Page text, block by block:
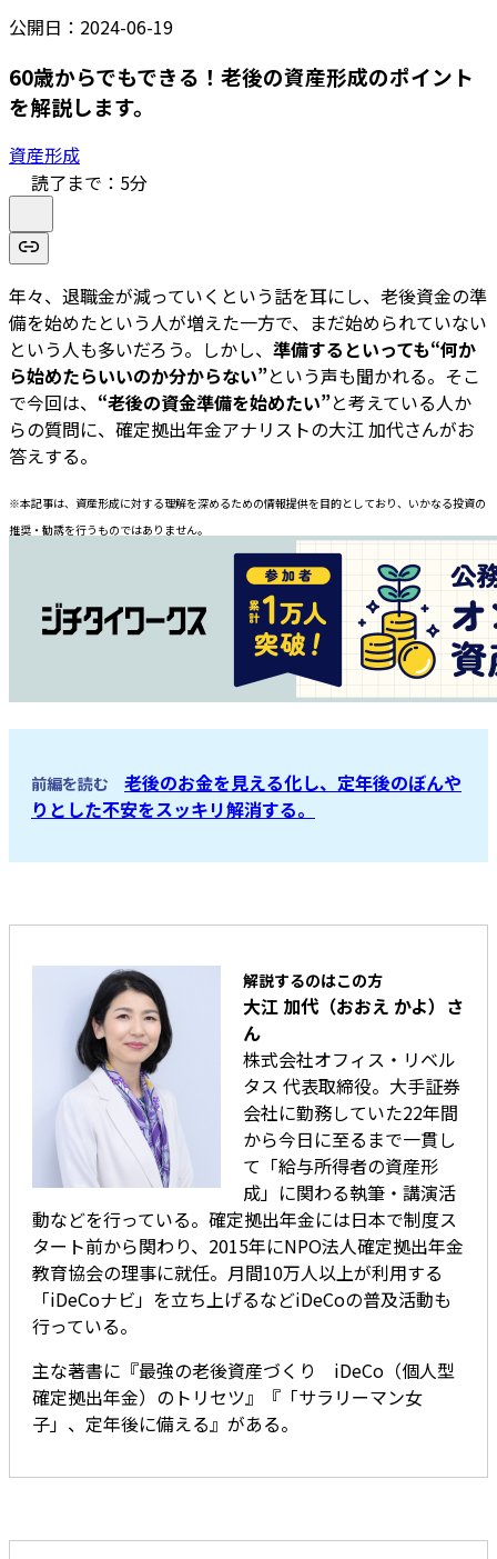
公開日： 2024-06-19
60歳からでもできる！老後の資産形成のポイント
を解説します。
資産形成
読了まで： 5分
年々、退職金が減っていくという話を耳にし、老後資金の準
備を始めたという人が増えた一方で、まだ始められていない
という人も多いだろう。しかし、 準備するといっても“何か
ら始めたらいいのか分からない”という声も聞かれる。そこ
で今回は、 “老後の資金準備を始めたい”と考えている人か
らの質問に、確定拠出年金アナリストの大江 加代さんがお
答えする。
※本記事は、資産形成に対する理解を深めるための情報提供を目的としており、いかなる投資の
推奨・勧誘を行うものではありません。
前編を読む
老後のお金を見える化し、定年後のぼんや
りとした不安をスッキリ解消する。
解説するのはこの方
大江 加代（おおえ かよ）さ
ん
株式会社オフィス・リベル
タス 代表取締役。大手証券
会社に勤務していた22年間
から今日に至るまで一貫し
て「給与所得者の資産形
成」に関わる執筆・講演活
動などを行っている。確定拠出年金には日本で制度ス
タート前から関わり、2015年にNPO法人確定拠出年金
教育協会の理事に就任。月間10万人以上が利用する
「iDeCoナビ」を立ち上げるなどiDeCoの普及活動も
行っている。
主な著書に『最強の老後資産づくり iDeCo（個人型
確定拠出年金）のトリセツ』『「サラリーマン女
子」、定年後に備える』がある。